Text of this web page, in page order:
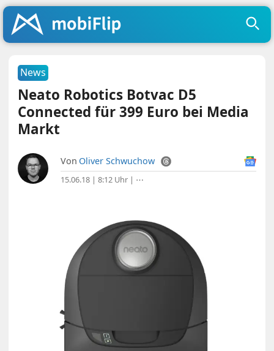
News
Neato Robotics Botvac D5
Connected für 399 Euro bei Media
Markt
Von Oliver Schwuchow
15.06.18 | 8:12 Uhr | ⋯